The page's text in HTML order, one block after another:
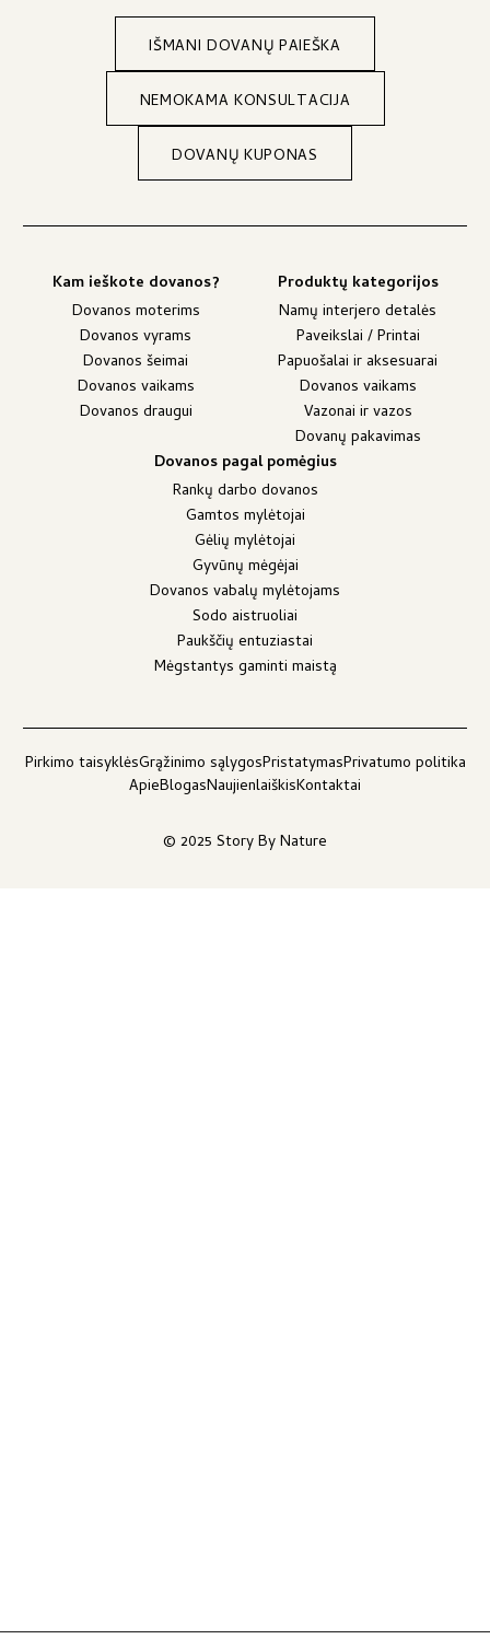
IŠMANI DOVANŲ PAIEŠKA
NEMOKAMA KONSULTACIJA
DOVANŲ KUPONAS
Kam ieškote dovanos?
Dovanos moterims
Dovanos vyrams
Dovanos šeimai
Dovanos vaikams
Dovanos draugui
Produktų kategorijos
Namų interjero detalės
Paveikslai / Printai
Papuošalai ir aksesuarai
Dovanos vaikams
Vazonai ir vazos
Dovanų pakavimas
Dovanos pagal pomėgius
Rankų darbo dovanos
Gamtos mylėtojai
Gėlių mylėtojai
Gyvūnų mėgėjai
Dovanos vabalų mylėtojams
Sodo aistruoliai
Paukščių entuziastai
Mėgstantys gaminti maistą
© 2025 Story By Nature
Pirkimo taisyklėsGrąžinimo sąlygosPristatymasPrivatumo politika
ApieBlogasNaujienlaiškisKontaktai